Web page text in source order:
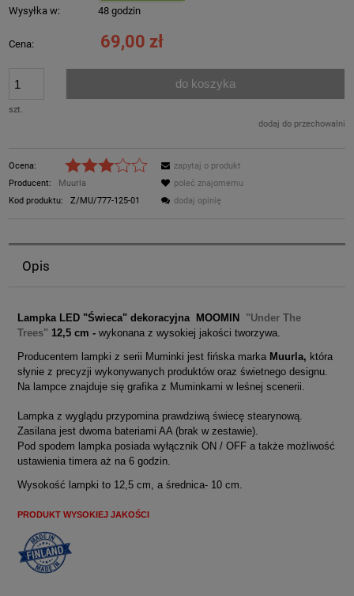
Wysyłka w: 48 godzin
Cena: 69,00 zł
szt.
do koszyka
dodaj do przechowalni
Ocena:
Producent:
Muurla
Kod produktu:
Z/MU/777-125-01
zapytaj o produkt
poleć znajomemu
dodaj opinię
Opis
Lampka LED "Świeca" dekoracyjna MOOMI N "Under The
Trees" 12,5 cm - wykonana z wysokiej jakości tworzywa.
Producentem lampki z serii Muminki jest fińska marka Muurla, która
słynie z precyzji wykonywanych produktów oraz świetnego designu.
Na lampce znajduje się grafika z Muminkami w leśnej scenerii.
Lampka z wyglądu przypomina prawdziwą świecę stearynową.
Zasilana jest dwoma bateriami AA (brak w zestawie).
Pod spodem lampka posiada wyłącznik ON / OFF a także możliwość
ustawienia timera aż na 6 godzin.
Wysokość lampki to 12,5 cm, a średnica- 10 cm.
PRODUKT WYSOKIEJ JAKOŚCI